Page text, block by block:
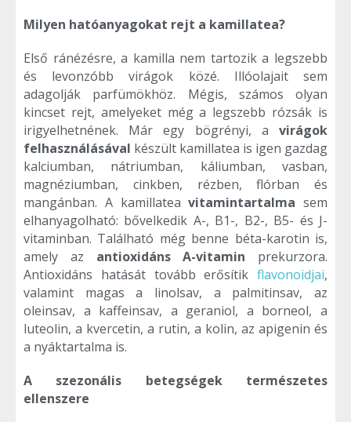
Milyen hatóanyagokat rejt a kamillatea?
Első ránézésre, a kamilla nem tartozik a legszebb
és levonzóbb virágok közé. Illóolajait sem
adagolják parfümökhöz. Mégis, számos olyan
kincset rejt, amelyeket még a legszebb rózsák is
irigyelhetnének. Már egy bögrényi, a virágok
felhasználásával készült kamillatea is igen gazdag
kalciumban, nátriumban, káliumban, vasban,
magnéziumban, cinkben, rézben, flórban és
mangánban. A kamillateavitamintartalma sem
elhanyagolható: bővelkedik A-, B1-, B2-, B5- és J-
vitaminban. Található még benne béta-karotin is,
amely az antioxidáns A-vitamin prekurzora.
Antioxidáns hatását tovább erősítik flavonoidjai,
valamint magas a linolsav, a palmitinsav, az
oleinsav, a kaffeinsav, a geraniol, a borneol, a
luteolin, a kvercetin, a rutin, a kolin, az apigenin és
a nyáktartalma is.
A szezonális betegségek természetes
ellenszere